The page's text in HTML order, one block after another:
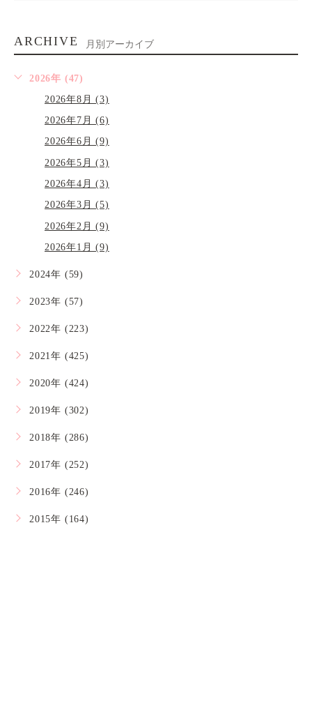
ARCHIVE 月別アーカイブ
2026年 (47)
2026年8月 (3)
2026年7月 (6)
2026年6月 (9)
2026年5月 (3)
2026年4月 (3)
2026年3月 (5)
2026年2月 (9)
2026年1月 (9)
2024年 (59)
2023年 (57)
2022年 (223)
2021年 (425)
2020年 (424)
2019年 (302)
2018年 (286)
2017年 (252)
2016年 (246)
2015年 (164)